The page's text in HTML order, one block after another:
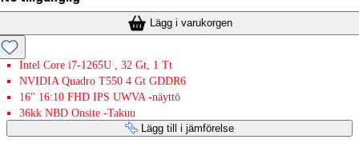
Lägg i varukorgen
Intel Core i7-1265U , 32 Gt, 1 Tt
NVIDIA Quadro T550 4 Gt GDDR6
16" 16:10 FHD IPS UWVA -näyttö
36kk NBD Onsite -Takuu
Lägg till i jämförelse